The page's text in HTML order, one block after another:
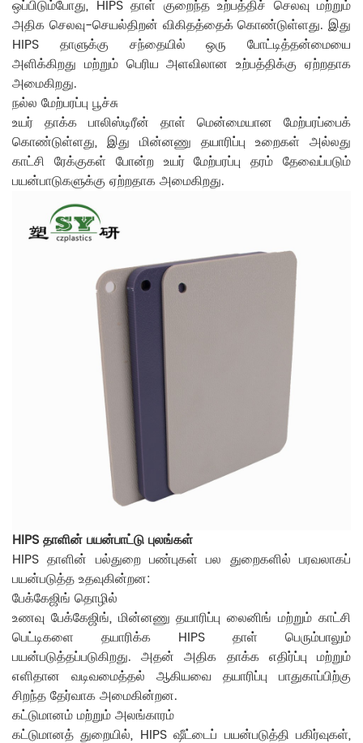
ஒப்பிடும்போது, ​​HIPS தாள் குறைந்த உற்பத்திச் செலவு மற்றும்
அதிக செலவு-செயல்திறன் விகிதத்தைக் கொண்டுள்ளது. இது
HIPS தாளுக்கு சந்தையில் ஒரு போட்டித்தன்மையை
அளிக்கிறது மற்றும் பெரிய அளவிலான உற்பத்திக்கு ஏற்றதாக
அமைகிறது.
நல்ல மேற்பரப்பு பூச்சு
உயர் தாக்க பாலிஸ்டிரீன் தாள் மென்மையான மேற்பரப்பைக்
கொண்டுள்ளது, இது மின்னணு தயாரிப்பு உறைகள் அல்லது
காட்சி ரேக்குகள் போன்ற உயர் மேற்பரப்பு தரம் தேவைப்படும்
பயன்பாடுகளுக்கு ஏற்றதாக அமைகிறது.
HIPS தாளின் பயன்பாட்டு புலங்கள்
HIPS தாளின் பல்துறை பண்புகள் பல துறைகளில் பரவலாகப்
பயன்படுத்த உதவுகின்றன:
பேக்கேஜிங் தொழில்
உணவு பேக்கேஜிங், மின்னணு தயாரிப்பு லைனிங் மற்றும் காட்சி
பெட்டிகளை தயாரிக்க HIPS தாள் பெரும்பாலும்
பயன்படுத்தப்படுகிறது. அதன் அதிக தாக்க எதிர்ப்பு மற்றும்
எளிதான வடிவமைத்தல் ஆகியவை தயாரிப்பு பாதுகாப்பிற்கு
சிறந்த தேர்வாக அமைகின்றன.
கட்டுமானம் மற்றும் அலங்காரம்
கட்டுமானத் துறையில், HIPS ஷீட்டைப் பயன்படுத்தி பகிர்வுகள்,